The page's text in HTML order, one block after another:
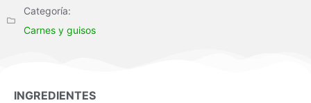
Categoría:
Carnes y guisos
INGREDIENTES